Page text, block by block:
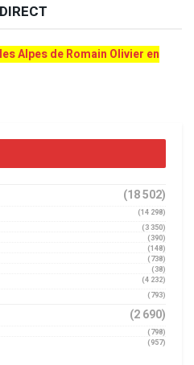
Alpes de Romain Olivier en
(18 502)
(14 298)
(3 350)
(390)
(148)
(738)
(38)
(4 232)
(793)
(2 690)
(798)
(957)